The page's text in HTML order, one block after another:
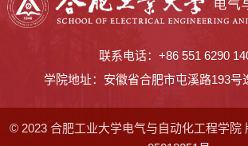
联系电话：+86 551 6290
学院地址：安徽省合肥市屯溪路193号
© 2023 合肥工业大学电气与自动化工程学